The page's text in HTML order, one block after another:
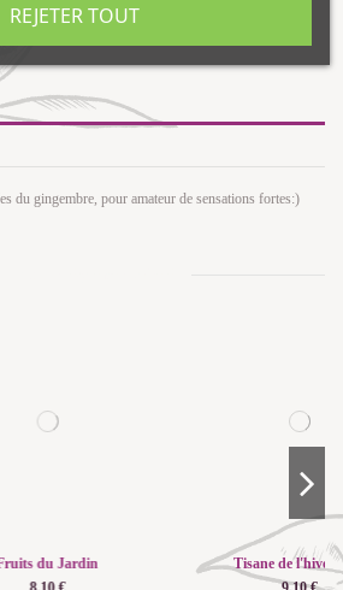
du gingembre, pour amateur de sensations fortes:)
Tisane de l'hiver BIO
REJETER TOUT